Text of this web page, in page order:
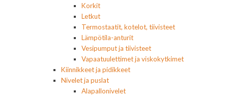
Korkit
Letkut
Termostaatit, kotelot, tiivisteet
Lämpötila-anturit
Vesipumput ja tiivisteet
Vapaatuulettimet ja viskokytkimet
Kiinnikkeet ja pidikkeet
Nivelet ja puslat
Alapallonivelet